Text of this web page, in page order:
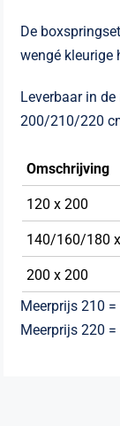
De
wengé kleurige
Leverbaar in
200/210/220
Omschrijving
120 x 200
140/160/180
200 x 200
Meerprijs 210 =
Meerprijs 220 =